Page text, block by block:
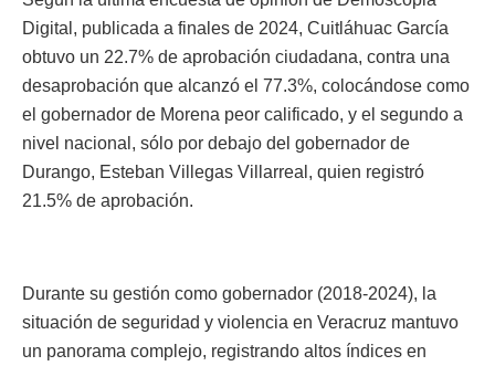
Digital, publicada a finales de 2024, Cuitláhuac García
obtuvo un 22.7% de aprobación ciudadana, contra una
desaprobación que alcanzó el 77.3%, colocándose como
el gobernador de Morena peor calificado, y el segundo a
nivel nacional, sólo por debajo del gobernador de
Durango, Esteban Villegas Villarreal, quien registró
21.5% de aprobación.
Durante su gestión como gobernador (2018-2024), la
situación de seguridad y violencia en Veracruz mantuvo
un panorama complejo, registrando altos índices en